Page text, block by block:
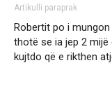
Artikulli paraprak
Robertit po i mungon
thotë se ia jep 2 mijë
kujtdo që e rikthen